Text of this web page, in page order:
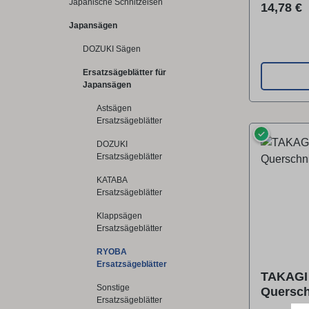
Japanische Schnitzeisen
Japansägen
DOZUKI Sägen
Ersatzsägeblätter für
Japansägen
Astsägen
Ersatzsägeblätter
DOZUKI
Ersatzsägeblätter
KATABA
Ersatzsägeblätter
Klappsägen
Ersatzsägeblätter
RYOBA
Ersatzsägeblätter
Sonstige
Ersatzsägeblätter
geeignet
FEINER
HRCDie
eine sehr
0,50
14,78 €
✓